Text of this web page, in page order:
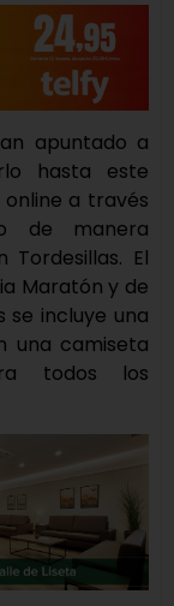
apuntado a
hasta este
online a través
de manera
Tordesillas. El
Maratón y de
se incluye una
una camiseta
todos los